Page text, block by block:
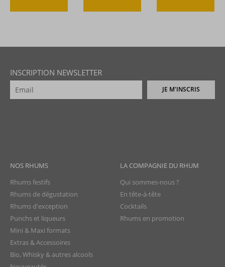
INSCRIPTION NEWSLETTER
JE M'INSCRIS
NOS RHUMS
Rhums festifs
Rhums de dégustation
Rhums d'exception
Punchs et liqueurs
Mini & Maxi formats
Extras & Accessoires
Bio, Whisky & autres alcools
LA COMPAGNIE DU RHUM
Qui sommes-nous ?
En tête-à-tête
Cocktails
Rhums en promotion